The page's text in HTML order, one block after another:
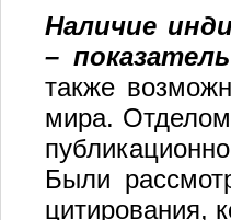
Наличие
–
также
мира. Отделом
Были
цитирования,